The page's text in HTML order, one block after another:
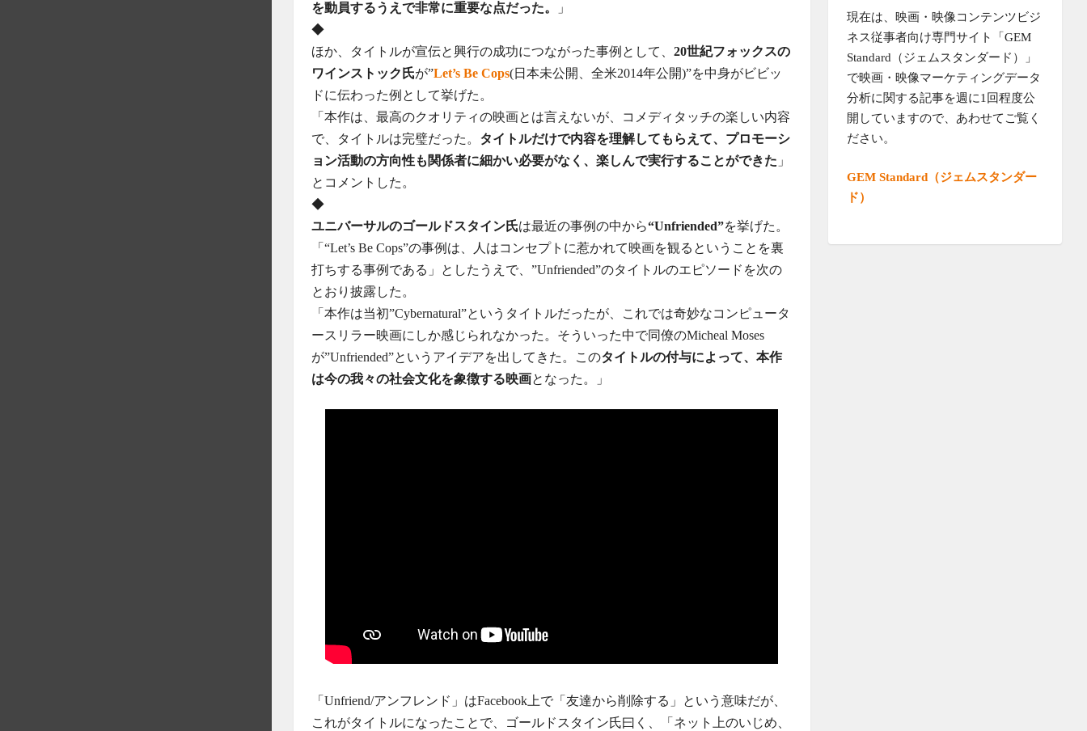
を動員するうえで非常に重要な点だった。
」
◆
ほか、タイトルが宣伝と興行の成功につながった事例として、 20世紀フォックスの
ワインストック氏が”Let’s Be Cops(日本未公開、全米2014年公開)”を中身がビビッ
ドに伝わった例として挙げた。
「本作は、最高のクオリティの映画とは言えないが、コメディタッチの楽しい内容
で、タイトルは完璧だった。 タイトルだけで内容を理解してもらえて、プロモーシ
ョン活動の方向性も関係者に細かい必要がなく、楽しんで実行することができた 」
とコメントした。
◆
ユニバーサルのゴールドスタイン氏は最近の事例の中から“Unfriended”を挙げた。
「“Let’s Be Cops”の事例は、人はコンセプトに惹かれて映画を観るということを裏
打ちする事例である」としたうえで、”Unfriended”のタイトルのエピソードを次の
とおり披露した。
「本作は当初”Cybernatural”というタイトルだったが、これでは奇妙なコンピュータ
ースリラー映画にしか感じられなかった。そういった中で同僚のMicheal Moses
が”Unfriended”というアイデアを出してきた。このタイトルの付与によって、本作
は今の我々の社会文化を象徴する映画となった。」
「Unfriend/アンフレンド」はFacebook上で「友達から削除する」という意味だが、
これがタイトルになったことで、ゴールドスタイン氏曰く、「ネット上のいじめ、
現在は、映画・映像コンテンツビジ
ネス従事者向け専門サイト「GEM
Standard（ジェムスタンダード）」
で映画・映像マーケティングデータ
分析に関する記事を週に1回程度公
開していますので、あわせてご覧く
ださい。
GEM Standard（ジェムスタンダー
ド）